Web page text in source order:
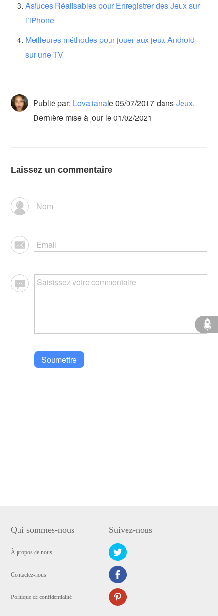
Astuces Réalisables pour Enregistrer des Jeux sur
l’iPhone
Meilleures méthodes pour jouer aux jeux Android
sur une TV
Publié par: Lovatianale05/07/2017 dans Jeux.
Dernière mise à jour le 01/02/2021
Laissez un commentaire
Soumettre
Qui sommes-nous
À propos de nous
Contactez-nous
Politique de confidentialité
Suivez-nous